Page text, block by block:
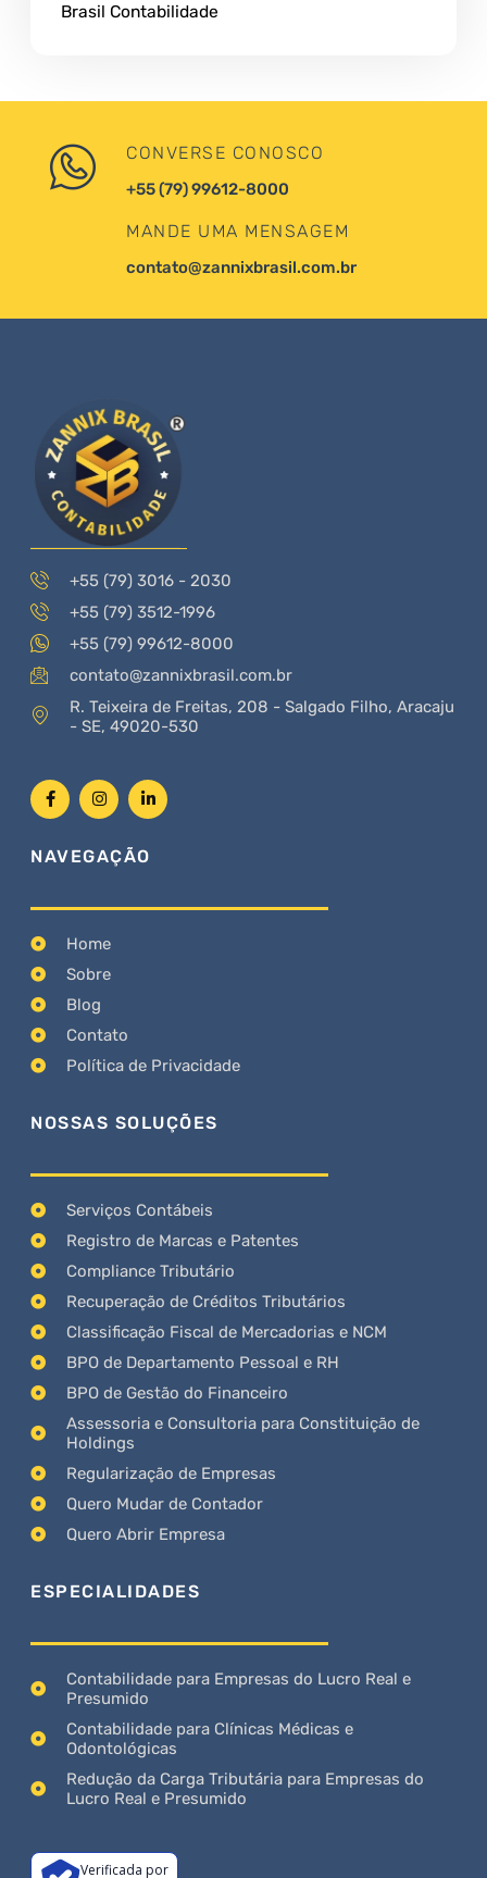
Brasil Contabilidade
CONVERSE CONOSCO
+55 (79) 99612-8000
MANDE UMA MENSAGEM
contato@zannixbrasil.com.br
+55 (79) 3016 - 2030
+55 (79) 3512-1996
+55 (79) 99612-8000
contato@zannixbrasil.com.br
R. Teixeira de Freitas, 208 - Salgado Filho, Aracaju
- SE, 49020-530
NAVEGAÇÃO
Home
Sobre
Blog
Contato
Política de Privacidade
NOSSAS SOLUÇÕES
Serviços Contábeis
Registro de Marcas e Patentes
Compliance Tributário
Recuperação de Créditos Tributários
Classificação Fiscal de Mercadorias e NCM
BPO de Departamento Pessoal e RH
BPO de Gestão do Financeiro
Assessoria e Consultoria para Constituição de
Holdings
Regularização de Empresas
Quero Mudar de Contador
Quero Abrir Empresa
ESPECIALIDADES
Contabilidade para Empresas do Lucro Real e
Presumido
Contabilidade para Clínicas Médicas e
Odontológicas
Redução da Carga Tributária para Empresas do
Lucro Real e Presumido
Verificada por